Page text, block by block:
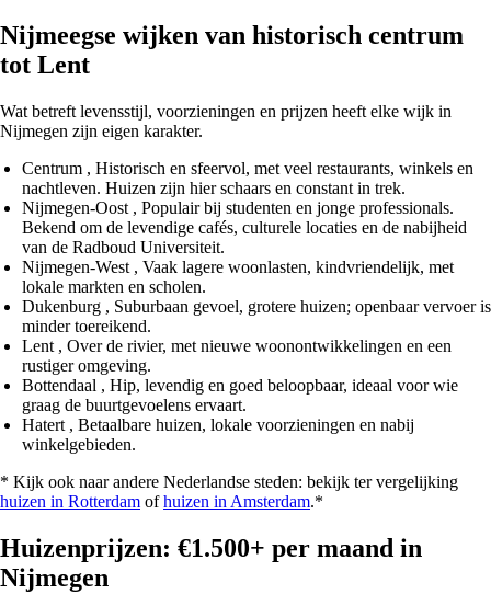
Nijmeegse wijken van historisch centrum
tot Lent
Wat betreft levensstijl, voorzieningen en prijzen heeft elke wijk in
Nijmegen zijn eigen karakter.
Centrum , Historisch en sfeervol, met veel restaurants, winkels en
nachtleven. Huizen zijn hier schaars en constant in trek.
Nijmegen-Oost , Populair bij studenten en jonge professionals.
Bekend om de levendige cafés, culturele locaties en de nabijheid
van de Radboud Universiteit.
Nijmegen‑West , Vaak lagere woonlasten, kindvriendelijk, met
lokale markten en scholen.
Dukenburg , Suburbaan gevoel, grotere huizen; openbaar vervoer is
minder toereikend.
Lent , Over de rivier, met nieuwe woonontwikkelingen en een
rustiger omgeving.
Bottendaal , Hip, levendig en goed beloopbaar, ideaal voor wie
graag de buurtgevoelens ervaart.
Hatert , Betaalbare huizen, lokale voorzieningen en nabij
winkelgebieden.
* Kijk ook naar andere Nederlandse steden: bekijk ter vergelijking
huizen in Rotterdam ofhuizen in Amsterdam.*
Huizenprijzen: €1.500+ per maand in
Nijmegen